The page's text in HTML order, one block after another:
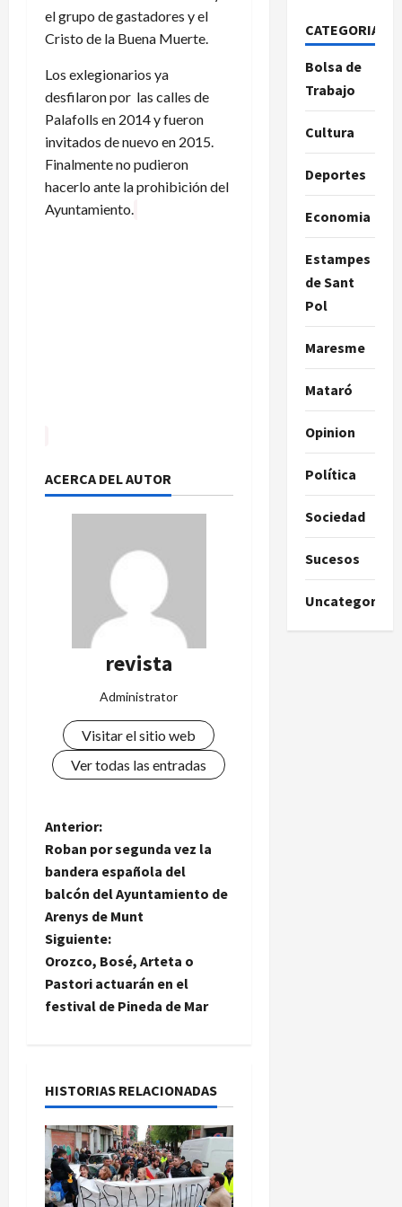
el grupo de gastadores y el
Cristo de la Buena Muerte.
Los exlegionarios ya
desfilaron por las calles de
Palafolls en 2014 y fueron
invitados de nuevo en 2015.
Finalmente no pudieron
hacerlo ante la prohibición del
Ayuntamiento.
ACERCA DEL AUTOR
revista
Administrator
Visitar el sitio web
Ver todas las entradas
N
a
v
e
g
a
i
ó
n
Anterior:
Roban por segunda vez la
bandera española del
balcón del Ayuntamiento de
Arenys de Munt
Siguiente:
Orozco, Bosé, Arteta o
Pastori actuarán en el
festival de Pineda de Mar
HISTORIAS RELACIONADAS
CATEGORIAS
Bolsa de
Trabajo
Cultura
Deportes
Economia
Estampes
de Sant
Pol
Maresme
Mataró
Opinion
Política
Sociedad
Sucesos
Uncategorized